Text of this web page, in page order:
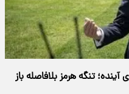
تنگه هرمز بلافاصله باز